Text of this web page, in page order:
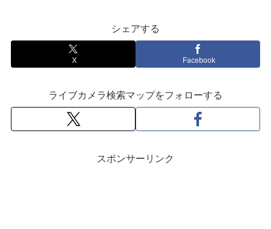
シェアする
X Facebook
ライブカメラ検索マップをフォローする
スポンサーリンク